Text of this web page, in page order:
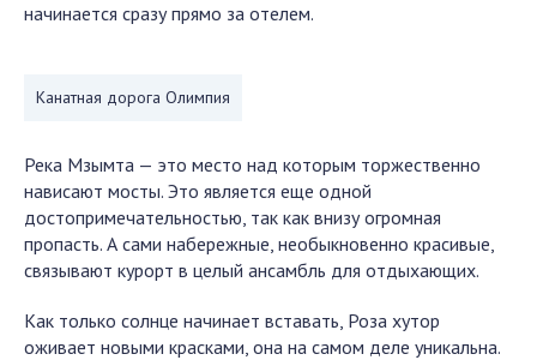
начинается сразу прямо за отелем.
Канатная дорога Олимпия
Река Мзымта — это место над которым торжественно
нависают мосты. Это является еще одной
достопримечательностью, так как внизу огромная
пропасть. А сами набережные, необыкновенно красивые,
связывают курорт в целый ансамбль для отдыхающих.
Как только солнце начинает вставать, Роза хутор
оживает новыми красками, она на самом деле уникальна.